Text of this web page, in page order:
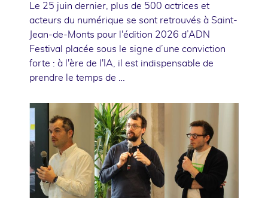
Le 25 juin dernier, plus de 500 actrices et
acteurs du numérique se sont retrouvés à Saint-
Jean-de-Monts pour l'édition 2026 d’ADN
Festival placée sous le signe d’une conviction
forte : à l'ère de l'IA, il est indispensable de
prendre le temps de …